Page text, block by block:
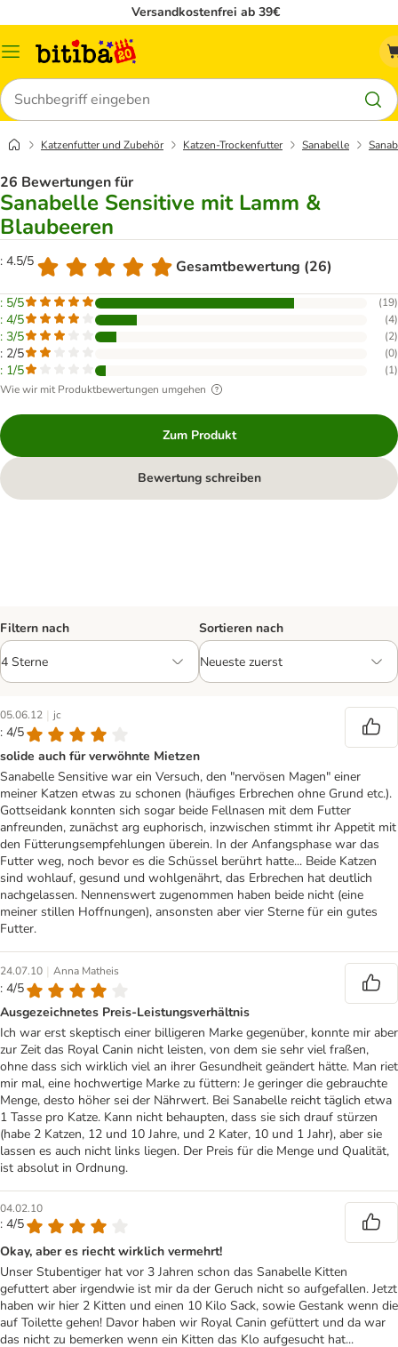
Versandkostenfrei ab 39€
Menü
Suchen
Katzenfutter und Zubehör Katzen-Trockenfutter Sanabelle
26 Bewertungen für
Sanabelle Sensitive mit Lamm &
Blaubeeren
: 4.5/5 Gesamtbewertung (26)
: 5/5 (19)
: 4/5 (4)
: 3/5 (2)
: 2/5 (0)
: 1/5 (1)
Wie wir mit Produktbewertungen umgehen
Zum Produkt
Bewertung schreiben
Filtern nach Sortieren nach
05.06.12 | jc
: 4/5
solide auch für verwöhnte Mietzen
Sanabelle Sensitive war ein Versuch, den "nervösen Magen" einer
meiner Katzen etwas zu schonen (häufiges Erbrechen ohne Grund etc.).
Gottseidank konnten sich sogar beide Fellnasen mit dem Futter
anfreunden, zunächst arg euphorisch, inzwischen stimmt ihr Appetit mit
den Fütterungsempfehlungen überein. In der Anfangsphase war das
Futter weg, noch bevor es die Schüssel berührt hatte... Beide Katzen
sind wohlauf, gesund und wohlgenährt, das Erbrechen hat deutlich
nachgelassen. Nennenswert zugenommen haben beide nicht (eine
meiner stillen Hoffnungen), ansonsten aber vier Sterne für ein gutes
Futter.
24.07.10 | Anna Matheis
: 4/5
Ausgezeichnetes Preis-Leistungsverhältnis
Ich war erst skeptisch einer billigeren Marke gegenüber, konnte mir aber
zur Zeit das Royal Canin nicht leisten, von dem sie sehr viel fraßen,
ohne dass sich wirklich viel an ihrer Gesundheit geändert hätte. Man riet
mir mal, eine hochwertige Marke zu füttern: Je geringer die gebrauchte
Menge, desto höher sei der Nährwert. Bei Sanabelle reicht täglich etwa
1 Tasse pro Katze. Kann nicht behaupten, dass sie sich drauf stürzen
(habe 2 Katzen, 12 und 10 Jahre, und 2 Kater, 10 und 1 Jahr), aber sie
lassen es auch nicht links liegen. Der Preis für die Menge und Qualität,
ist absolut in Ordnung.
04.02.10
: 4/5
Okay, aber es riecht wirklich vermehrt!
Unser Stubentiger hat vor 3 Jahren schon das Sanabelle Kitten
gefuttert aber irgendwie ist mir da der Geruch nicht so aufgefallen. Jetzt
haben wir hier 2 Kitten und einen 10 Kilo Sack, sowie Gestank wenn die
auf Toilette gehen! Davor haben wir Royal Canin gefüttert und da war
das nicht zu bemerken wenn ein Kitten das Klo aufgesucht hat...